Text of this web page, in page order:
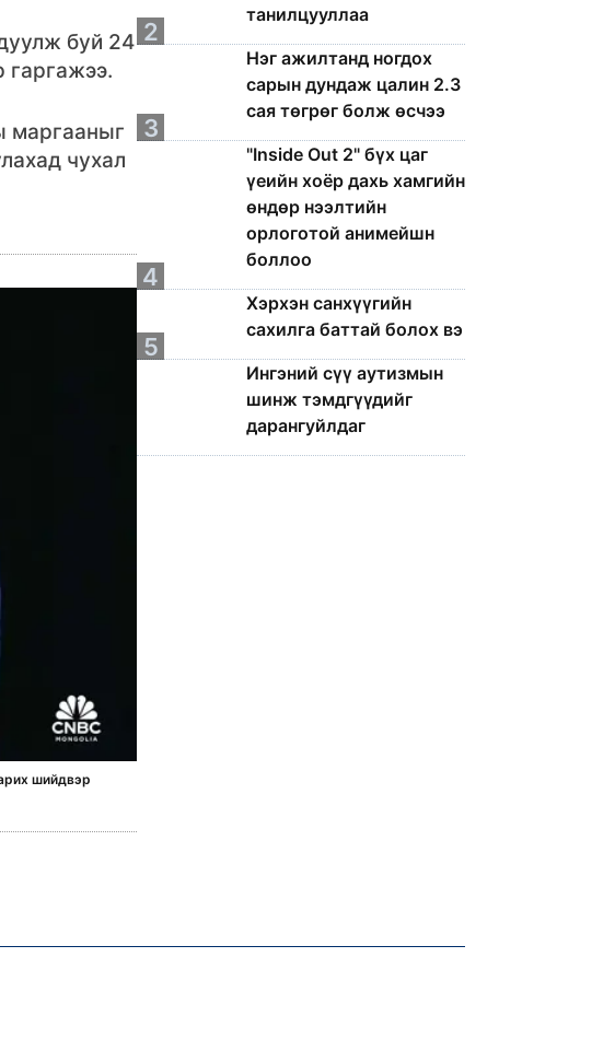
буй 24
гаргажээ.
маргааныг
чухал
шийдвэр
танилцууллаа
2
Нэг ажилтанд ногдох
сарын дундаж цалин 2.3
сая төгрөг болж өсчээ
3
"Inside Out 2" бүх цаг
үеийн хоёр дахь хамгийн
өндөр нээлтийн
орлоготой анимейшн
боллоо
4
Хэрхэн санхүүгийн
сахилга баттай болох вэ
5
Ингэний сүү аутизмын
шинж тэмдгүүдийг
дарангуйлдаг